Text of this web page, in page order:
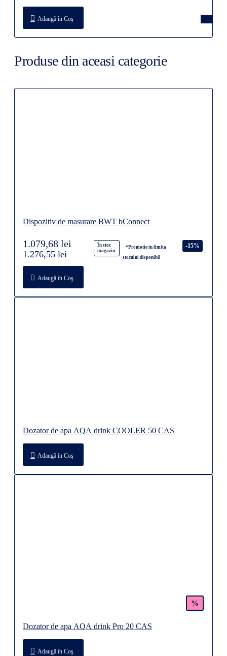
Adaugă în Coş
Produse din aceasi categorie
Dispozitiv de masurare BWT bConnect
În stoc
magazin
*Promotie in limita
stocului disponibil
-15%
1.079,68 lei
1.276,55 lei
Adaugă în Coş
Dozator de apa AQA drink COOLER 50 CAS
Adaugă în Coş
%
Dozator de apa AQA drink Pro 20 CAS
Adaugă în Coş